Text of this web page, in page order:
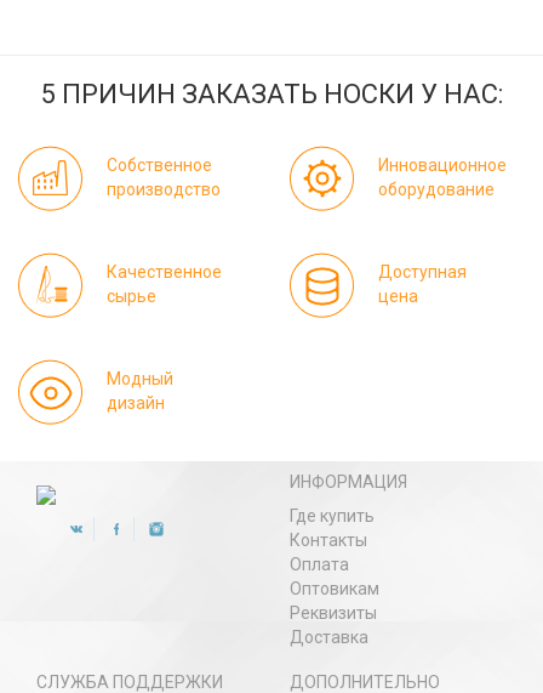
5 ПРИЧИН ЗАКАЗАТЬ НОСКИ У НАС:
Собственное
производство
Инновационное
оборудование
Качественное
сырье
Доступная
цена
Модный
дизайн
ИНФОРМАЦИЯ
Где купить
Контакты
Оплата
Оптовикам
Реквизиты
Доставка
СЛУЖБА ПОДДЕРЖКИ ДОПОЛНИТЕЛЬНО